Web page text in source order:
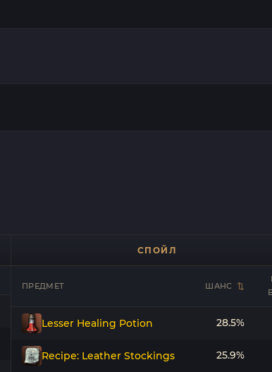
СПОЙЛ
ПРЕДМЕТ ШАНС
Lesser Healing Potion 28.5%
Recipe: Leather Stockings 25.9%